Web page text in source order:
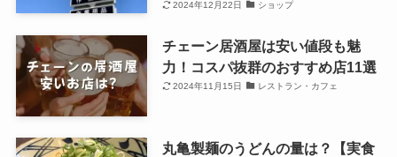
2024年12月22日 ショップ
チェーン居酒屋は安い値段も魅
力！コスパ抜群のおすすめ店11選
2024年11月15日 レストラン・カフェ
丸亀製麺のうどんの量は？【実食